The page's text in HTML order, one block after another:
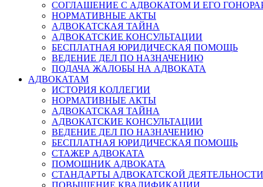
СОГЛАШЕНИЕ С АДВОКАТОМ И ЕГО
НОРМАТИВНЫЕ АКТЫ
АДВОКАТСКАЯ ТАЙНА
АДВОКАТСКИЕ КОНСУЛЬТАЦИИ
БЕСПЛАТНАЯ ЮРИДИЧЕСКАЯ ПОМОЩЬ
ВЕДЕНИЕ ДЕЛ ПО НАЗНАЧЕНИЮ
ПОДАЧА ЖАЛОБЫ НА АДВОКАТА
АДВОКАТАМ
ИСТОРИЯ КОЛЛЕГИИ
НОРМАТИВНЫЕ АКТЫ
АДВОКАТСКАЯ ТАЙНА
АДВОКАТСКИЕ КОНСУЛЬТАЦИИ
ВЕДЕНИЕ ДЕЛ ПО НАЗНАЧЕНИЮ
БЕСПЛАТНАЯ ЮРИДИЧЕСКАЯ ПОМОЩЬ
СТАЖЕР АДВОКАТА
ПОМОЩНИК АДВОКАТА
СТАНДАРТЫ АДВОКАТСКОЙ ДЕЯТЕЛЬНОСТИ
ПОВЫШЕНИЕ КВАЛИФИКАЦИИ